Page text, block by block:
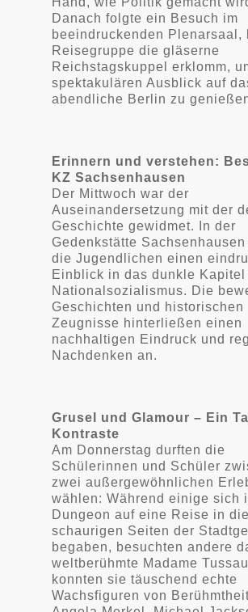
Danach folgte ein Besuch im
beeindruckenden Plenarsaal,
Reisegruppe die gläserne
Reichstagskuppel erklomm,
spektakulären Ausblick auf
abendliche Berlin zu
Erinnern und verstehen:
KZ Sachsenhausen
Der Mittwoch war der
Auseinandersetzung mit der
Geschichte gewidmet. In der
Gedenkstätte
die Jugendlichen einen
Einblick in das dunkle Kapitel
Nationalsozialismus. Die
Geschichten und historischen
Zeugnisse hinterließen einen
nachhaltigen Eindruck und
Nachdenken an.
Grusel und Glamour – Ein
Kontraste
Am Donnerstag durften die
Schülerinnen und Schüler
zwei außergewöhnlichen
wählen: Während einige sich
Dungeon auf eine Reise in die
schaurigen Seiten der
begaben, besuchten andere
weltberühmte Madame
konnten sie täuschend echte
Wachsfiguren von